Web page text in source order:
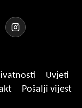
Uvjeti
Pošalji vijest